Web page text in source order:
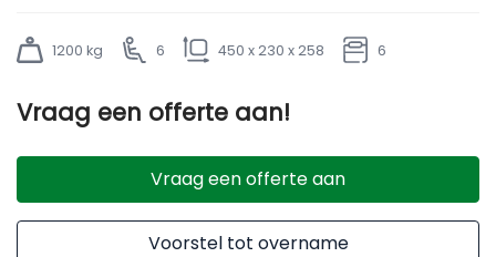
1200 kg 6 450 x 230 x 258 6
Vraag een offerte aan!
Vraag een offerte aan
Voorstel tot overname